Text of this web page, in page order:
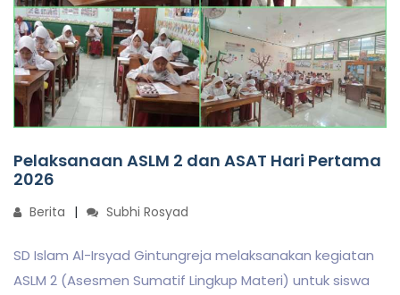
Pelaksanaan ASLM 2 dan ASAT Hari Pertama
2026
Berita Subhi Rosyad
SD Islam Al-Irsyad Gintungreja melaksanakan kegiatan
ASLM 2 (Asesmen Sumatif Lingkup Materi) untuk siswa